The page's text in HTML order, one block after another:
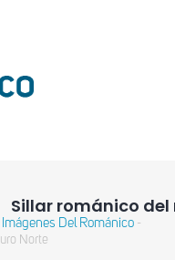
Sillar románico
Imágenes Del Románico -
Norte